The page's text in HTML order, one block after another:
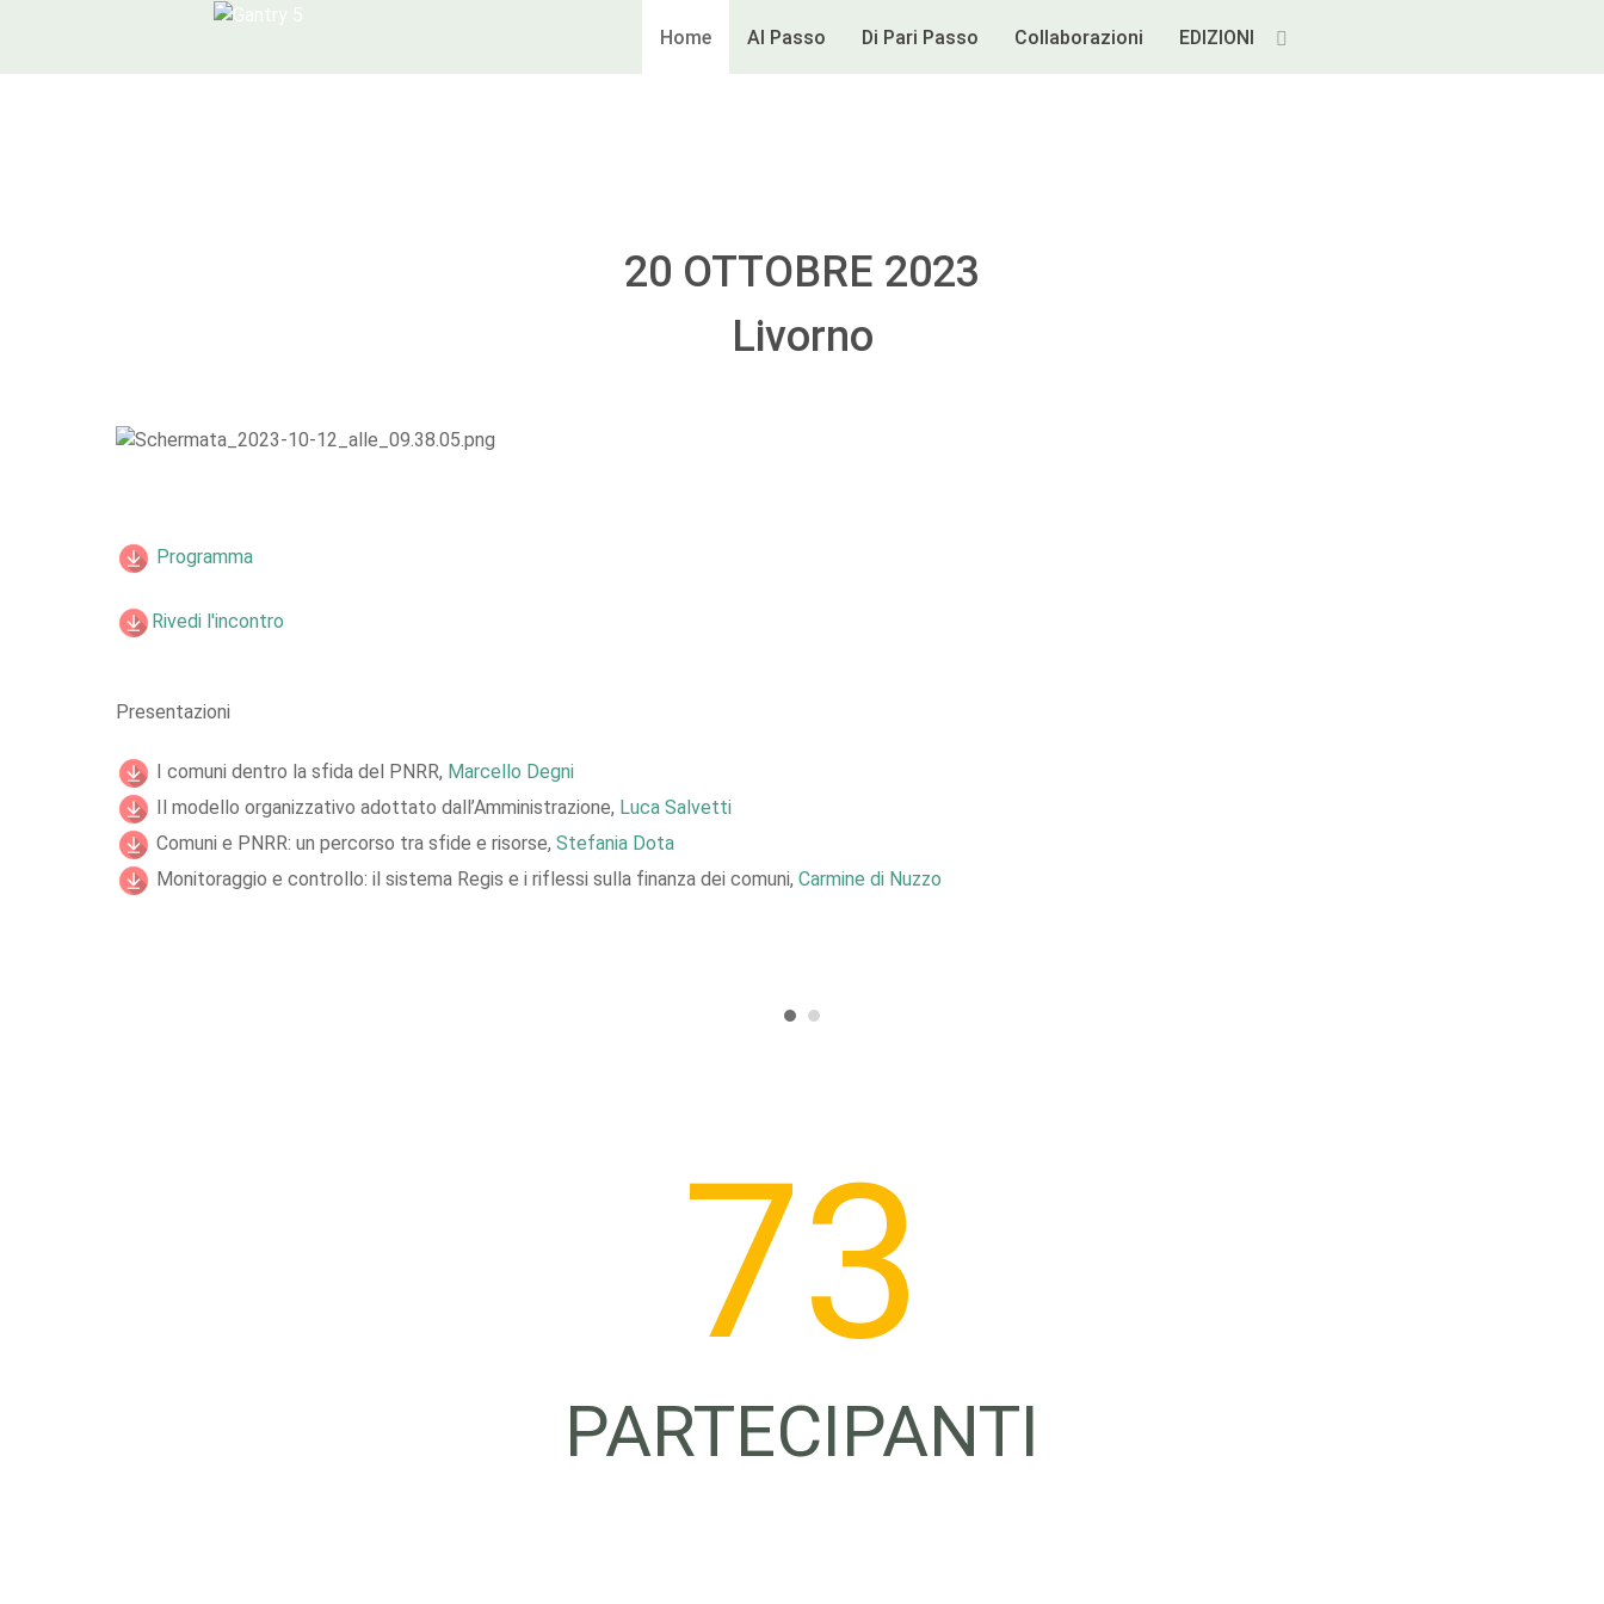
Home Al Passo Di Pari Passo Collaborazioni EDIZIONI
20 OTTOBRE 2023
Livorno
Programma
Rivedi l'incontro
Presentazioni
I comuni dentro la sfida del PNRR, Marcello Degni
Il modello organizzativo adottato dall’Amministrazione, Luca Salvetti
Comuni e PNRR: un percorso tra sfide e risorse, Stefania Dota
Monitoraggio e controllo: il sistema Regis e i riflessi sulla finanza dei comuni, Carmine di Nuzzo
74
PARTECIPANTI